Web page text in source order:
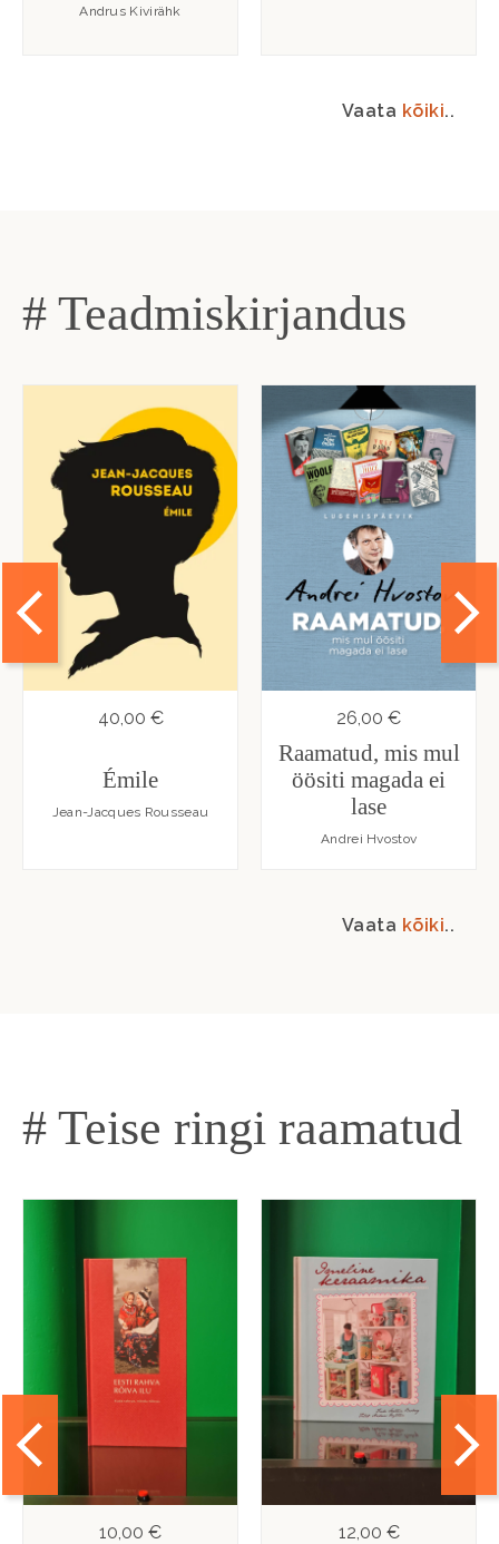
Andrus Kivirähk
Vaata kõiki..
# Teadmiskirjandus
40,00 €
Émile
Jean-Jacques Rousseau
26,00 €
Raamatud, mis mul
öösiti magada ei
lase
Andrei Hvostov
Vaata kõiki..
# Teise ringi raamatud
10,00 € 12,00 €